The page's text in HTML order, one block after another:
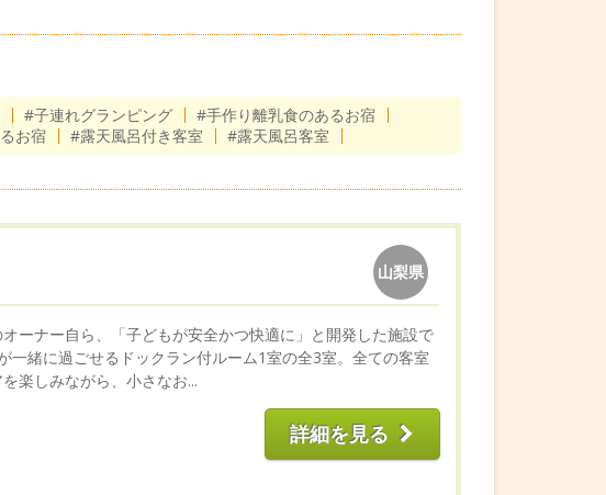
#子連れグランピング
#手作り離乳食のあるお宿
お宿 #露天風呂付き客室 #露天風呂客室
山梨県
ーナー自ら、「子どもが安全かつ快適に」と開発した施設で
緒に過ごせるドックラン付ルーム1室の全3室。全ての客室
楽しみながら、小さなお...
詳細を見る